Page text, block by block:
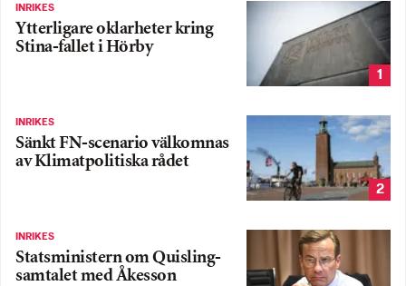
INRIKES
Ytterligare oklarheter kring
Stina-fallet i Hörby
1
INRIKES
Sänkt FN-scenario välkomnas
av Klimatpolitiska rådet
2
INRIKES
Statsministern om Quisling-
samtalet med Åkesson